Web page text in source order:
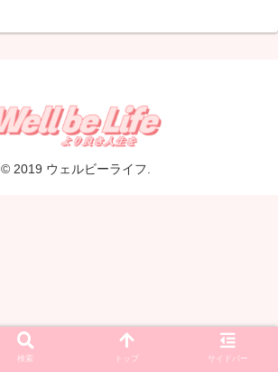
© 2019 ウェルビーライフ.
検索 トップ サイドバー